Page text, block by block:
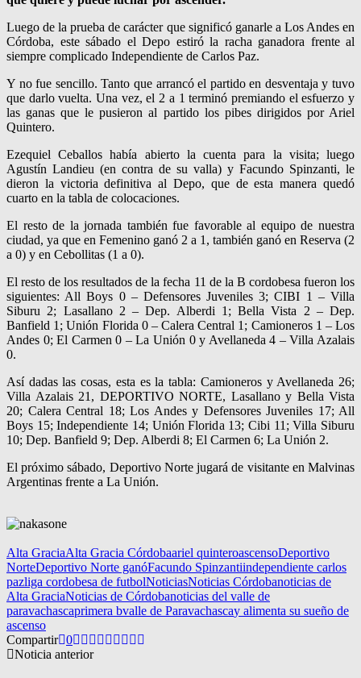
Luego de la prueba de carácter que significó ganarle a Los Andes en
Córdoba, este sábado el Depo estiró la racha ganadora frente al
siempre complicado Independiente de Carlos Paz.
Y no fue sencillo. Tanto que arrancó el partido en desventaja y tuvo
que darlo vuelta. Una vez, el 2 a 1 terminó premiando el esfuerzo y
las ganas que le pusieron al partido los pibes dirigidos por Ariel
Quintero.
Ezequiel Ceballos había abierto la cuenta para la visita; luego
Agustín Landieu (en contra de su valla) y Facundo Spinzanti, le
dieron la victoria definitiva al Depo, que de esta manera quedó
cuarto en la tabla de colocaciones.
El resto de la jornada también fue favorable al equipo de nuestra
ciudad, ya que en Femenino ganó 2 a 1, también ganó en Reserva (2
a 0) y en Cebollitas (1 a 0).
El resto de los resultados de la fecha 11 de la B cordobesa fueron los
siguientes: All Boys 0 – Defensores Juveniles 3; CIBI 1 – Villa
Siburu 2; Lasallano 2 – Dep. Alberdi 1; Bella Vista 2 – Dep.
Banfield 1; Unión Florida 0 – Calera Central 1; Camioneros 1 – Los
Andes 0; El Carmen 0 – La Unión 0 y Avellaneda 4 – Villa Azalais
0.
Así dadas las cosas, esta es la tabla: Camioneros y Avellaneda 26;
Villa Azalais 21, DEPORTIVO NORTE, Lasallano y Bella Vista
20; Calera Central 18; Los Andes y Defensores Juveniles 17; All
Boys 15; Independiente 14; Unión Florida 13; Cibi 11; Villa Siburu
10; Dep. Banfield 9; Dep. Alberdi 8; El Carmen 6; La Unión 2.
El próximo sábado, Deportivo Norte jugará de visitante en Malvinas
Argentinas frente a La Unión.
Alta GraciaAlta Gracia Córdobaariel quinteroascensoDeportivo
NorteDeportivo Norte ganóFacundo Spinzantiindependiente carlos
pazliga cordobesa de futbolNoticiasNoticias Córdobanoticias de
Alta GraciaNoticias de Córdobanoticias del valle de
paravachascaprimera bvalle de Paravachascay alimenta su sueño de
ascenso
Compartir 0
Noticia anterior